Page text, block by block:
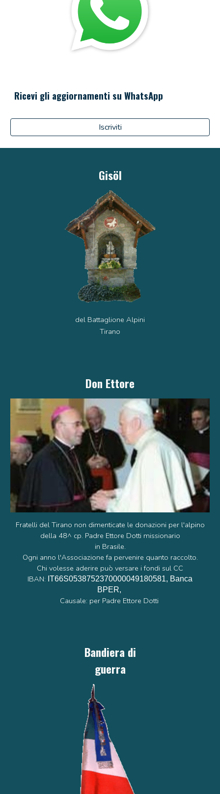
Ricevi gli aggiornamenti su WhatsApp
Iscriviti
Gisöl
del Battaglione Alpini
Tirano
Don Ettore
Fratelli del Tirano non dimenticate le donazioni per l'alpino
della 48^ cp. Padre Ettore Dotti missionario
in Brasile.
Ogni anno l'Associazione fa pervenire quanto raccolto.
Chi volesse aderire può versare i fondi sul CC
IBAN: IT66S0538752370000049180581, Banca
BPER,
Causale: per Padre Ettore Dotti
Bandiera di
guerra